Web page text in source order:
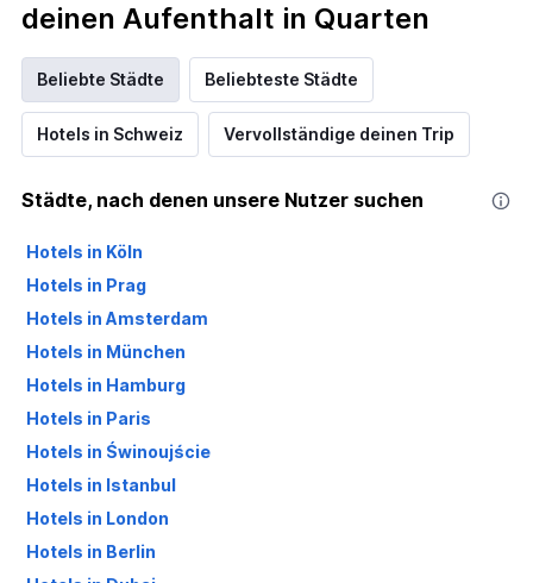
deinen Aufenthalt in Quarten
Beliebte Städte Beliebteste Städte
Hotels in Schweiz Vervollständige deinen Trip
Städte, nach denen unsere Nutzer suchen
Hotels in Köln
Hotels in Prag
Hotels in Amsterdam
Hotels in München
Hotels in Hamburg
Hotels in Paris
Hotels in Świnoujście
Hotels in Istanbul
Hotels in London
Hotels in Berlin